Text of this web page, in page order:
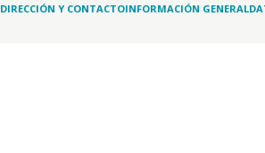
DIRECCIÓN Y CONTACTOINFORMACIÓN GENERAL